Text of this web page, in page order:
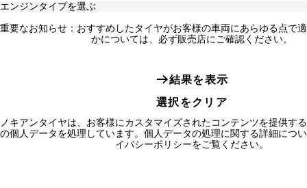
重要なお知らせ：おすすめしたタイヤがお客様の車両にあらゆる点で
かについては、必ず販売店にご確認ください。
結果を表示
選択をクリア
ノキアンタイヤは、お客様にカスタマイズされたコンテンツを提供す
の個人データを処理しています。個人データの処理に関する詳細につ
イバシーポリシーをご覧ください。